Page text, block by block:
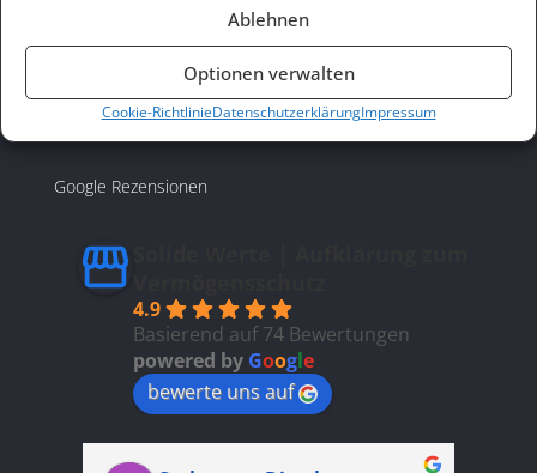
Ablehnen
Optionen verwalten
Cookie-RichtlinieDatenschutzerklärungImpressum
Cookie-Richtlinie (EU)
Google Rezensionen
4.9
Basierend auf 74 Bewertungen
powered by Google
bewerte uns auf